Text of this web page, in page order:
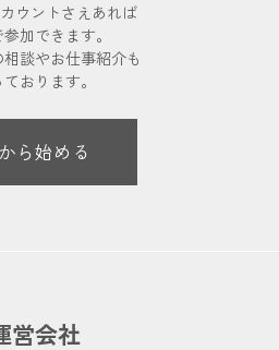
ウントさえあれば
加できます。
談やお仕事紹介も
おります。
ら始める
営会社